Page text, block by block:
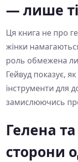
— лише
Ця книга не про
жінки
роль обмежена
Гейвуд показує,
інструменти для
замислюючись
Гелена
сторони